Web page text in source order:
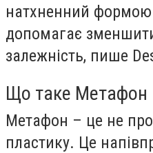
натхненний формою
допомагає
залежність, пише
Що таке Метафон
Метафон – це не
пластику. Це